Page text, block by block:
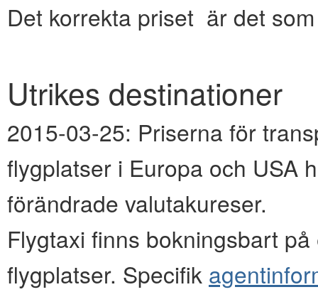
Det korrekta priset är det
Utrikes destinationer
2015-03-25: Priserna för
flygplatser i Europa och USA
förändrade valutakureser.
Flygtaxi finns bokningsbart
flygplatser. Specifik